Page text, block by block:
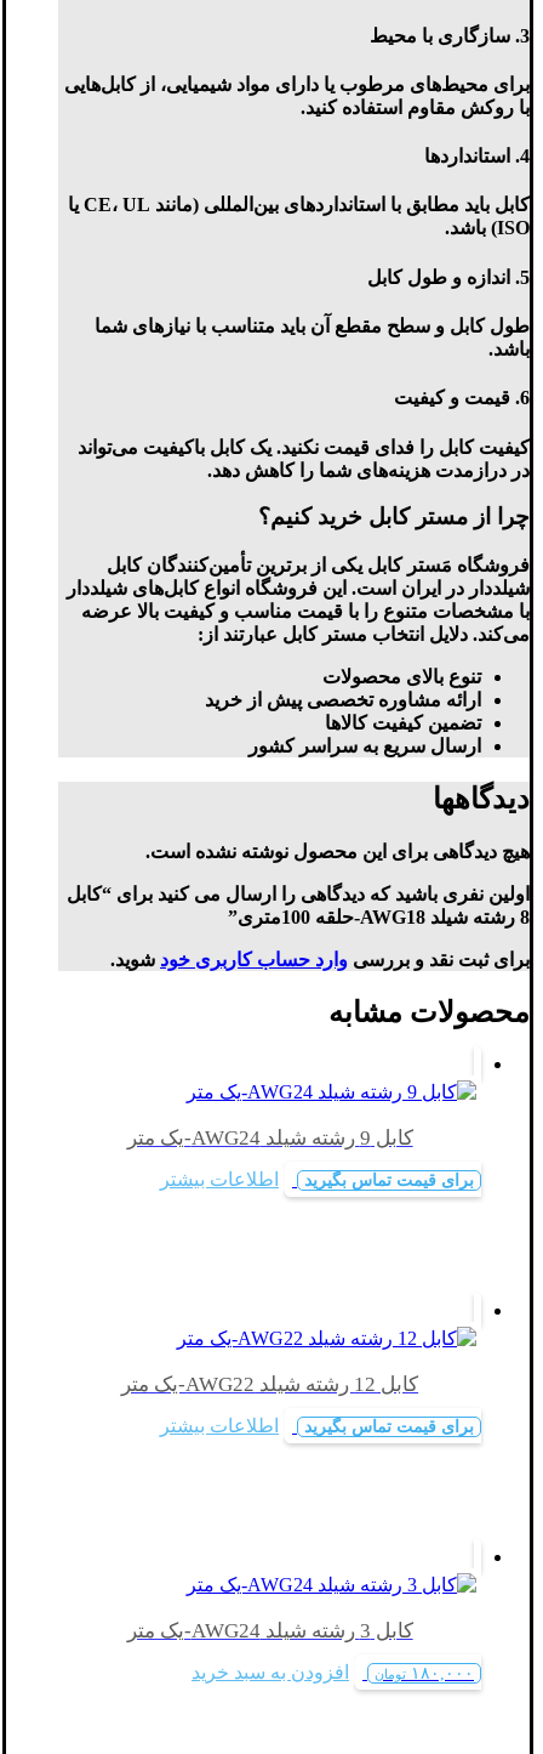
3. سازگاری با محیط
برای محیط‌های مرطوب یا دارای مواد شیمیایی، از کابل‌هایی
با روکش مقاوم استفاده کنید.
4. استانداردها
کابل باید مطابق با استانداردهای بین‌المللی (مانند CE، UL یا
ISO) باشد.
5. اندازه و طول کابل
طول کابل و سطح مقطع آن باید متناسب با نیازهای شما
باشد.
6. قیمت و کیفیت
کیفیت کابل را فدای قیمت نکنید. یک کابل باکیفیت می‌تواند
در درازمدت هزینه‌های شما را کاهش دهد.
چرا از مستر کابل خرید کنیم؟
فروشگاه مَستر کابل یکی از برترین تأمین‌کنندگان کابل
شیلددار در ایران است. این فروشگاه انواع کابل‌های شیلددار
با مشخصات متنوع را با قیمت مناسب و کیفیت بالا عرضه
می‌کند. دلایل انتخاب مستر کابل عبارتند از:
تنوع بالای محصولات
ارائه مشاوره تخصصی پیش از خرید
تضمین کیفیت کالاها
ارسال سریع به سراسر کشور
دیدگاهها
هیچ دیدگاهی برای این محصول نوشته نشده است.
اولین نفری باشید که دیدگاهی را ارسال می کنید برای “کابل
8 رشته شیلد AWG18-حلقه 100متری”
برای ثبت نقد و بررسی وارد حساب کاربری خود شوید.
محصولات مشابه
کابل 9 رشته شیلد AWG24-یک متر
برای قیمت تماس بگیرید اطلاعات بیشتر
کابل 12 رشته شیلد AWG22-یک متر
برای قیمت تماس بگیرید اطلاعات بیشتر
کابل 3 رشته شیلد AWG24-یک متر
۱۸۰,۰۰۰ تومان افزودن به سبد خرید